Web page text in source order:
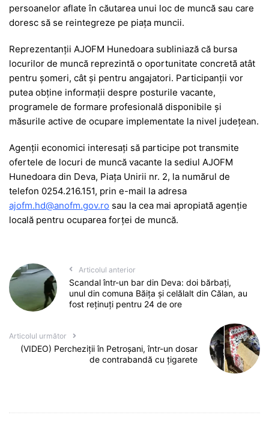
persoanelor aflate în căutarea unui loc de muncă sau care
doresc să se reintegreze pe piața muncii.
Reprezentanții AJOFM Hunedoara subliniază că bursa
locurilor de muncă reprezintă o oportunitate concretă atât
pentru șomeri, cât și pentru angajatori. Participanții vor
putea obține informații despre posturile vacante,
programele de formare profesională disponibile și
măsurile active de ocupare implementate la nivel județean.
Agenții economici interesați să participe pot transmite
ofertele de locuri de muncă vacante la sediul AJOFM
Hunedoara din Deva, Piața Unirii nr. 2, la numărul de
telefon 0254.216.151, prin e-mail la adresa
ajofm.hd@anofm.gov.ro sau la cea mai apropiată agenție
locală pentru ocuparea forței de muncă.
Articolul anterior
Scandal într-un bar din Deva: doi bărbați,
unul din comuna Băița și celălalt din Călan, au
fost reținuți pentru 24 de ore
Articolul următor
(VIDEO) Percheziții în Petroșani, într-un dosar
de contrabandă cu țigarete